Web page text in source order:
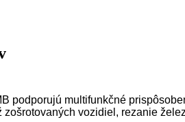
podporujú multifunkčné
zošrotovaných vozidiel, rezanie